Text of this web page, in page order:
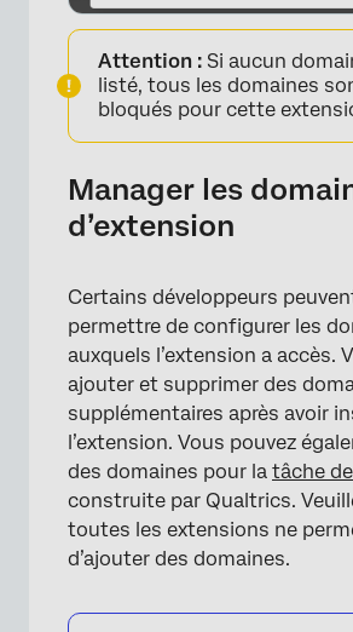
Attention : Si aucun
listé, tous les domaines
bloqués pour cette
Manager les
d’extension
Certains développeurs
permettre de configurer les
auxquels l’extension a accès.
ajouter et supprimer des
supplémentaires après avoir
l’extension. Vous pouvez
des domaines pour la tâche
construite par Qualtrics.
toutes les extensions ne
d’ajouter des domaines.